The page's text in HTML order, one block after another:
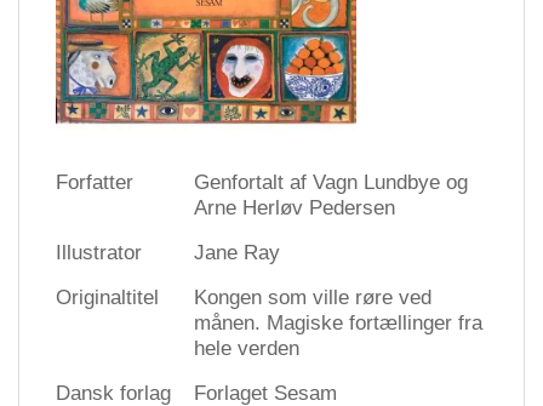
Forfatter
Genfortalt af Vagn Lundbye og
Arne Herløv Pedersen
Illustrator
Jane Ray
Originaltitel
Kongen som ville røre ved
månen. Magiske fortællinger fra
hele verden
Dansk forlag
Forlaget Sesam